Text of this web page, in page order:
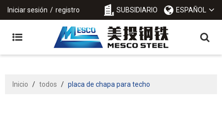
Iniciar sesión / registro SUBSIDIARIO ESPAÑOL
Inicio / todos / placa de chapa para techo